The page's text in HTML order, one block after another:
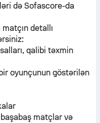
də Sofascore-da
detallı
qalibi təxmin
oyunçunun göstərilən
matçlar və